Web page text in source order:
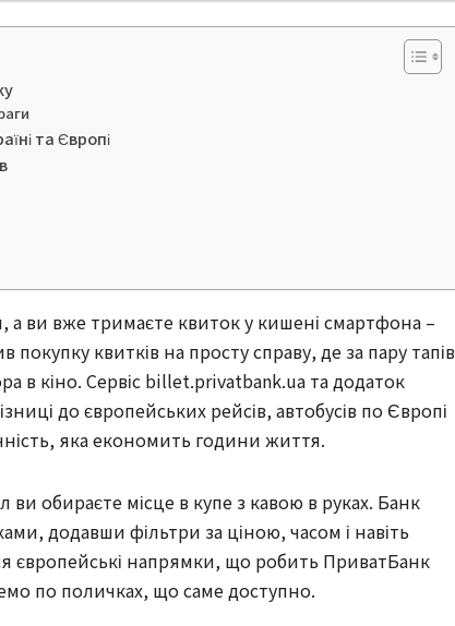
та Європі
а ви вже тримаєте квиток у кишені смартфона –
квитків на просту справу, де за пару тапів
в кіно. Сервіс billet.privatbank.ua та додаток
до європейських рейсів, автобусів по Європі
яка економить години життя.
ви обираєте місце в купе з кавою в руках. Банк
додавши фільтри за ціною, часом і навіть
європейські напрямки, що робить ПриватБанк
по поличках, що саме доступно.